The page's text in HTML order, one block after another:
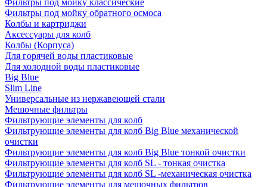
Фильтры под мойку обратного осмоса
Колбы и картриджи
Аксессуары для колб
Колбы (Корпуса)
Для горячей воды пластиковые
Для холодной воды пластиковые
Big Blue
Slim Line
Универсальные из нержавеющей стали
Мешочные фильтры
Фильтрующие элементы для колб
Фильтрующие элементы для колб Big Blue механической
очистки
Фильтрующие элементы для колб Big Blue тонкой очистки
Фильтрующие элементы для колб SL - тонкая очистка
Фильтрующие элементы для колб SL -механическая очистка
Фильтрующие элементы для мешочных фильтров